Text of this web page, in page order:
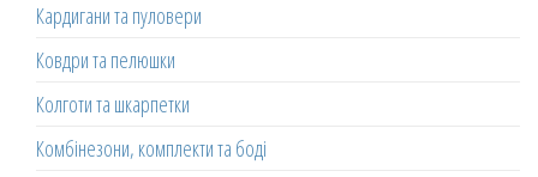
Кардигани та пуловери
Ковдри та пелюшки
Колготи та шкарпетки
Комбінезони, комплекти та боді